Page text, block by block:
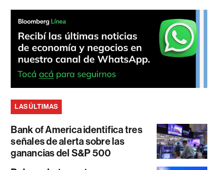
LAS ÚLTIMAS
Bank of America identifica tres
señales de alerta sobre las
ganancias del S&P 500